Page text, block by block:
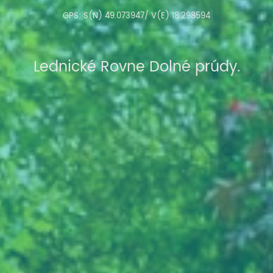
GPS: S(N) 49.073947/ V(E)18.298594
Lednické Rovne Dolné prúdy.